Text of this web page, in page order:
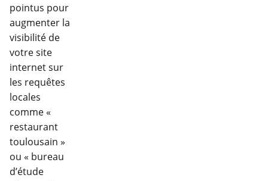
pointus pour
augmenter la
visibilité de
votre site
internet sur
les requêtes
locales
comme «
restaurant
toulousain »
ou « bureau
d’étude